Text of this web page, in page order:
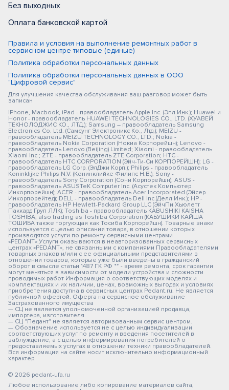
Без выходных
Оплата банковской картой
Правила и условия на выполнение ремонтных работ в
сервисном центре типовые (единые)
Политика обработки персональных данных
Политика обработки персональных данных в ООО
"Цифровой сервис"
Для улучшения качества обслуживания ваш разговор может быть
записан
iPhone, Macbook, iPad - правообладатель Apple Inc. (Эпл Инк.); Huawei и
Honor - правообладатель HUAWEI TECHNOLOGIES CO., LTD. (ХУАВЕЙ
ТЕКНОЛОДЖИС КО., ЛТД.); Samsung – правообладатель Samsung
Electronics Co. Ltd. (Самсунг Электроникс Ко., Лтд.); MEIZU -
правообладатель MEIZU TECHNOLOGY CO., LTD.; Nokia -
правообладатель Nokia Corporation (Нокиа Корпорейшн); Lenovo -
правообладатель Lenovo (Beijing) Limited; Xiaomi - правообладатель
Xiaomi Inc.; ZTE - правообладатель ZTE Corporation; HTC -
правообладатель HTC CORPORATION (Эйч-Ти-Си КОРПОРЕЙШН); LG -
правообладатель LG Corp. (ЭлДжи Корп.); Philips - правообладатель
Koninklijke Philips N.V. (Конинклийке Филипс Н.В.); Sony -
правообладатель Sony Corporation (Сони Корпорейшн); ASUS -
правообладатель ASUSTeK Computer Inc. (Асустек Компьютер
Инкорпорейшн); ACER - правообладатель Acer Incorporated (Эйсер
Инкорпорейтед); DELL - правообладатель Dell Inc.(Делл Инк.); HP -
правообладатель HP Hewlett-Packard Group LLC (ЭйчПи Хьюлетт
Паккард Груп ЛЛК); Toshiba - правообладатель KABUSHIKI KAISHA
TOSHIBA, also trading as Toshiba Corporation (КАБУШИКИ КАЙША
ТОШИБА также торгующая как Тосиба Корпорейшн). Товарные знаки
используется с целью описания товара, в отношении которых
производятся услуги по ремонту сервисными центрами
«PEDANT».Услуги оказываются в неавторизованных сервисных
центрах «PEDANT», не связанными с компаниями Правообладателями
товарных знаков и/или с ее официальными представителями в
отношении товаров, которые уже были введены в гражданский
оборот в смысле статьи 1487 ГК РФ ** - время ремонта, срок гарантии
могут меняться в зависимости от модели устройства и сложности
проводимых работ Информация о соответствующих моделях и
комплектациях и их наличии, ценах, возможных выгодах и условиях
приобретения доступна в сервисных центрах Pedant.ru. Не является
публичной офертой. Оферта на сервисное обслуживание
Застрахованного имущества
— СЦ не является уполномоченной организацией продавца,
импортера, изготовителя.
— СЦ "Педант" не является авторизованным сервис центром.
— Обозначение используется не с целью индивидуализации
соответствующих услуг по ремонту и введения посетителей в
заблуждение, а с целью информирования потребителей о
предоставляемых услугах в отношении техники правообладателей.
Вся информация на сайте носит исключительно информационный
характер.
© 2026 pedant-ufa.ru
Любое использование либо копирование материалов сайта,